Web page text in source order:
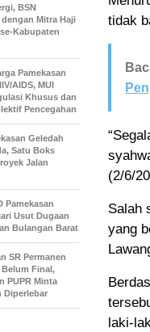
tidak
(2/6/
Salah
yang
laki-
BSN
Mitra Haji
Kabupaten
Pamekasan
AIDS, MUI
Khusus dan
Pencegahan
Geledah
Satu Boks
Jalan
Pamekasan
Usut Dugaan
Bulangan Barat
SR Permanen
Belum Final,
PUPR Minta
Diperlebar